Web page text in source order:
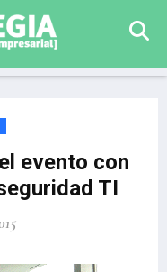
evento con
TI